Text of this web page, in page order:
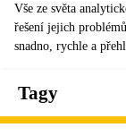
Vše ze světa
řešení jejich
snadno, rychle a
Tagy